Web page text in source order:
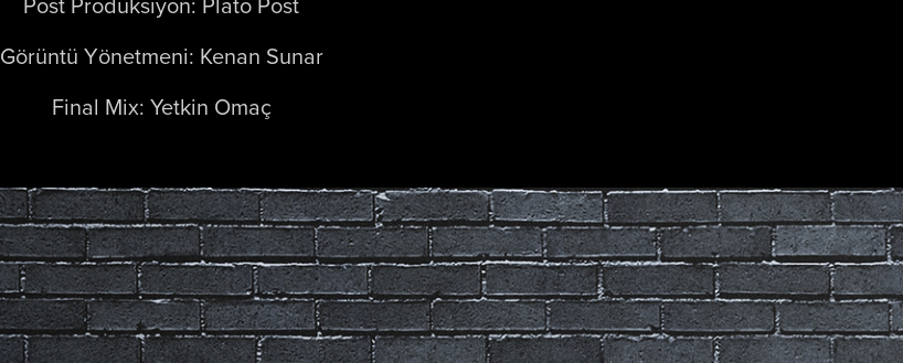
Görüntü Yönetmeni: Kenan Sunar
Final Mix: Yetkin Omaç